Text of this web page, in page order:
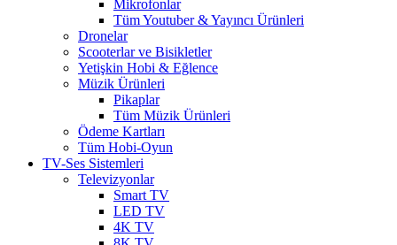
Mikrofonlar
Tüm Youtuber & Yayıncı Ürünleri
Dronelar
Scooterlar ve Bisikletler
Yetişkin Hobi & Eğlence
Müzik Ürünleri
Pikaplar
Tüm Müzik Ürünleri
Ödeme Kartları
Tüm Hobi-Oyun
TV-Ses Sistemleri
Televizyonlar
Smart TV
LED TV
4K TV